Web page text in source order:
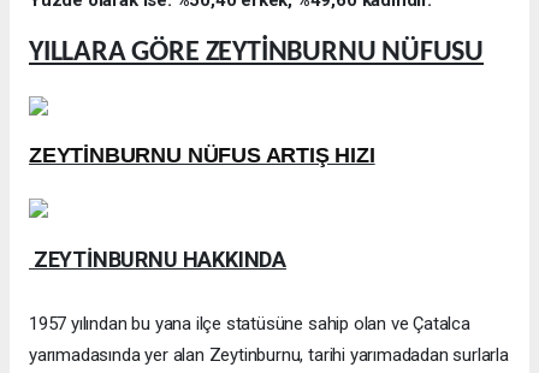
YILLARA GÖRE ZEYTİNBURNU NÜFUSU
ZEYTİNBURNU NÜFUS ARTIŞ HIZI
ZEYTİNBURNU HAKKINDA
1957 yılından bu yana ilçe statüsüne sahip olan ve Çatalca
yarımadasında yer alan Zeytinburnu, tarihi yarımadadan surlarla